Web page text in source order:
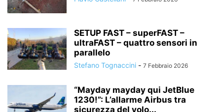
SETUP FAST – superFAST –
ultraFAST – quattro sensori in
parallelo
Stefano Tognaccini - 7 Febbraio 2026
“Mayday mayday qui JetBlue
1230!”: L’allarme Airbus tra
sicurezza del volo...